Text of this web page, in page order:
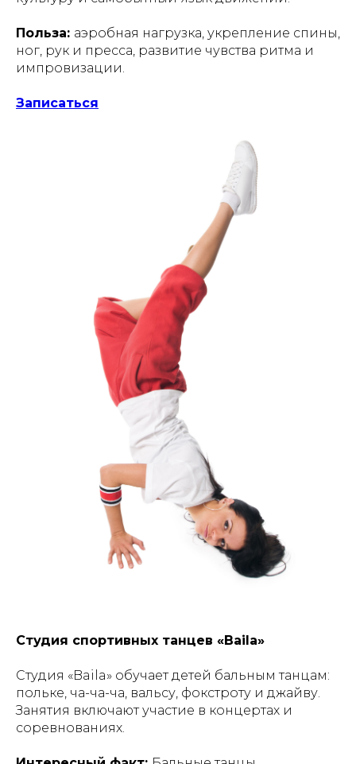
Польза: аэробная нагрузка, укрепление спины,
ног, рук и пресса, развитие чувства ритма и
импровизации.
Записаться
Студия спортивных танцев «Baila»
Студия «Baila» обучает детей бальным танцам:
польке, ча-ча-ча, вальсу, фокстроту и джайву.
Занятия включают участие в концертах и
соревнованиях.